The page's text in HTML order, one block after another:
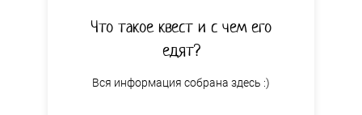
Что такое квест и с чем его
едят?
Вся информация собрана здесь :)